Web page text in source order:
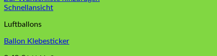
Schnellansicht
Luftballons
Ballon Klebesticker